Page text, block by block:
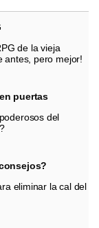
de la vieja
antes, pero mejor!
puertas
del
eliminar la cal del